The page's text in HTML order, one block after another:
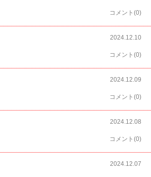
コメント(0)
2024.12.10
コメント(0)
2024.12.09
コメント(0)
2024.12.08
コメント(0)
2024.12.07